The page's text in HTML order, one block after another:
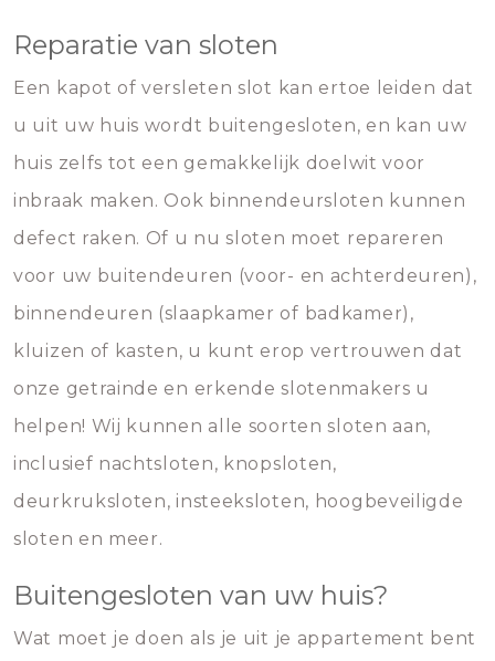
Reparatie van sloten
Een kapot of versleten slot kan ertoe leiden dat
u uit uw huis wordt buitengesloten, en kan uw
huis zelfs tot een gemakkelijk doelwit voor
inbraak maken. Ook binnendeursloten kunnen
defect raken. Of u nu sloten moet repareren
voor uw buitendeuren (voor- en achterdeuren),
binnendeuren (slaapkamer of badkamer),
kluizen of kasten, u kunt erop vertrouwen dat
onze getrainde en erkende slotenmakers u
helpen! Wij kunnen alle soorten sloten aan,
inclusief nachtsloten, knopsloten,
deurkruksloten, insteeksloten, hoogbeveiligde
sloten en meer.
Buitengesloten van uw huis?
Wat moet je doen als je uit je appartement bent